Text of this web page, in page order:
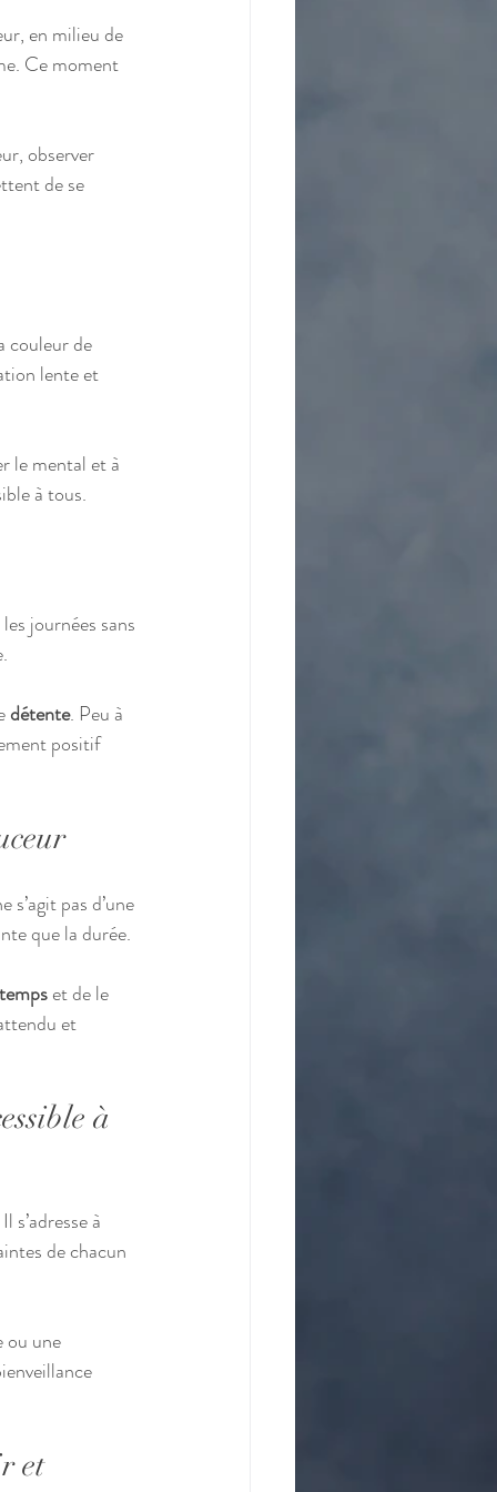
en milieu de
Ce moment
observer
de se
couleur de
lente et
le mental et à
à tous.
journées sans
détente. Peu à
positif
pas d’une
que la durée.
temps et de le
et
à
à
de chacun
ou une
et